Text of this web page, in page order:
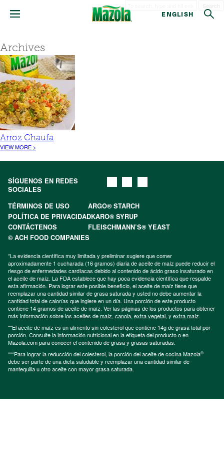
ENGLISH
Archives
Arroz Chaufa
VIEW MORE >
SÍGUENOS EN REDES
SOCIALES
TÉRMINOS DE USO
ARGO® STARCH
POLÍTICA DE PRIVACIDADKARO® SYRUP
CONTÁCTENOS
FLEISCHMANN’S® YEAST
© ACH FOOD COMPANIES
*La evidencia científica muy limitada y preliminar sugiere que comer
aproximadamente 1 cucharada (16 gramos) diaria de aceite de maíz puede reducir el
riesgo de enfermedades cardíacas debido al contenido de ácido graso insaturado en
el aceite de maíz. La FDA establece que hay poca evidencia científica que respalde
esta afirmación. Para lograr este posible beneficio, el aceite de maíz tiene que
reemplazar una cantidad similar de grasa saturada y usted no debe aumentar la
cantidad total de calorías que ingiere en un día. Una porción de este producto
contiene 14 gramos de aceite de maíz. Ver las páginas de los productos para obtener
más información sobre los aceites demaíz, canola, extra vegetal, y extra maíz.
**El aceite de maíz es un alimento sin colesterol que contiene 14g de grasa total por
porción. Consulte la información nutricional en la etiqueta del producto o en
Mazola.com para conocer el contenido de grasa y grasas saturadas.
***Para lograr la reducción del colesterol, la porción del aceite de cocina Mazola®
debe ser parte de una dieta saludable y reemplazar una cantidad similar de
mantequilla u otro aceite con mayor grasa saturada.